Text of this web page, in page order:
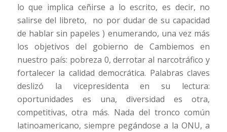
lo que implica ceñirse a lo escrito, es decir, no
salirse del libreto, no por dudar de su capacidad
de hablar sin papeles ) enumerando, una vez más
los objetivos del gobierno de Cambiemos en
nuestro país: pobreza 0, derrotar al narcotráfico y
fortalecer la calidad democrática. Palabras claves
deslizó la vicepresidenta en su lectura:
oportunidades es una, diversidad es otra,
competitivas, otra más. Nada del tronco común
latinoamericano, siempre pegándose a la ONU, a